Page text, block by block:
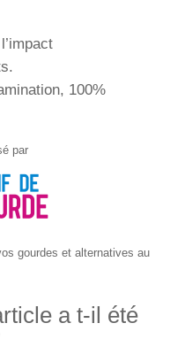
100%
par
gourdes et alternatives au
a t-il été